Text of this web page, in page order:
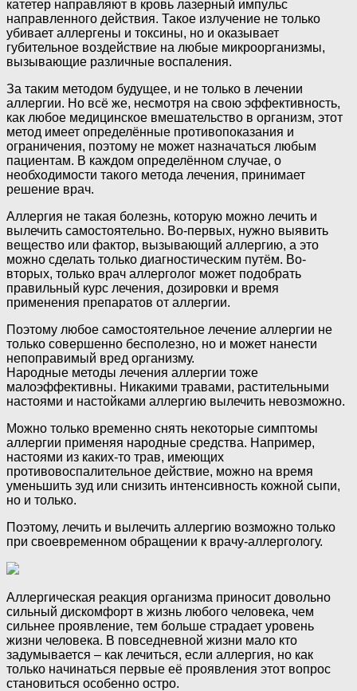
катетер направляют в кровь лазерный импульс
направленного действия. Такое излучение не только
убивает аллергены и токсины, но и оказывает
губительное воздействие на любые микроорганизмы,
вызывающие различные воспаления.
За таким методом будущее, и не только в лечении
аллергии. Но всё же, несмотря на свою эффективность,
как любое медицинское вмешательство в организм, этот
метод имеет определённые противопоказания и
ограничения, поэтому не может назначаться любым
пациентам. В каждом определённом случае, о
необходимости такого метода лечения, принимает
решение врач.
Аллергия не такая болезнь, которую можно лечить и
вылечить самостоятельно. Во-первых, нужно выявить
вещество или фактор, вызывающий аллергию, а это
можно сделать только диагностическим путём. Во-
вторых, только врач аллерголог может подобрать
правильный курс лечения, дозировки и время
применения препаратов от аллергии.
Поэтому любое самостоятельное лечение аллергии не
только совершенно бесполезно, но и может нанести
непоправимый вред организму.
Народные методы лечения аллергии тоже
малоэффективны. Никакими травами, растительными
настоями и настойками аллергию вылечить невозможно.
Можно только временно снять некоторые симптомы
аллергии применяя народные средства. Например,
настоями из каких-то трав, имеющих
противовоспалительное действие, можно на время
уменьшить зуд или снизить интенсивность кожной сыпи,
но и только.
Поэтому, лечить и вылечить аллергию возможно только
при своевременном обращении к врачу-аллергологу.
Аллергическая реакция организма приносит довольно
сильный дискомфорт в жизнь любого человека, чем
сильнее проявление, тем больше страдает уровень
жизни человека. В повседневной жизни мало кто
задумывается – как лечиться, если аллергия, но как
только начинаться первые её проявления этот вопрос
становиться особенно остро.